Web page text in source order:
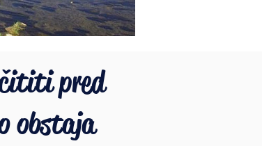
pred
obstaja